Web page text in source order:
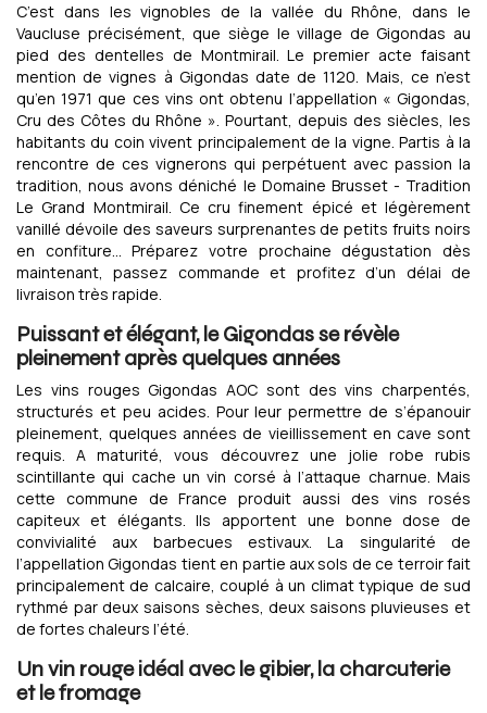
C’est dans les vignobles de la vallée du Rhône, dans le
Vaucluse précisément, que siège le village de Gigondas au
pied des dentelles de Montmirail. Le premier acte faisant
mention de vignes à Gigondas date de 1120. Mais, ce n’est
qu’en 1971 que ces vins ont obtenu l’appellation « Gigondas,
Cru des Côtes du Rhône ». Pourtant, depuis des siècles, les
habitants du coin vivent principalement de la vigne. Partis à la
rencontre de ces vignerons qui perpétuent avec passion la
tradition, nous avons déniché le Domaine Brusset - Tradition
Le Grand Montmirail. Ce cru finement épicé et légèrement
vanillé dévoile des saveurs surprenantes de petits fruits noirs
en confiture… Préparez votre prochaine dégustation dès
maintenant, passez commande et profitez d’un délai de
livraison très rapide.
Puissant et élégant, le Gigondas se révèle
pleinement après quelques années
Les vins rouges Gigondas AOC sont des vins charpentés,
structurés et peu acides. Pour leur permettre de s’épanouir
pleinement, quelques années de vieillissement en cave sont
requis. A maturité, vous découvrez une jolie robe rubis
scintillante qui cache un vin corsé à l’attaque charnue. Mais
cette commune de France produit aussi des vins rosés
capiteux et élégants. Ils apportent une bonne dose de
convivialité aux barbecues estivaux. La singularité de
l’appellation Gigondas tient en partie aux sols de ce terroir fait
principalement de calcaire, couplé à un climat typique de sud
rythmé par deux saisons sèches, deux saisons pluvieuses et
de fortes chaleurs l’été.
Un vin rouge idéal avec le gibier, la charcuterie
et le fromage